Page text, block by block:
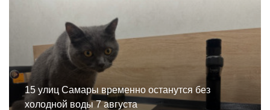
15 улиц Самары временно останутся без
холодной воды 7 августа